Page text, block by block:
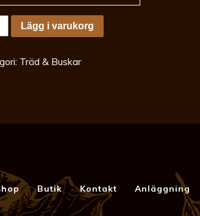
Lägg i varukorg
Träd & Buskar
Butik Kontakt Anläggning